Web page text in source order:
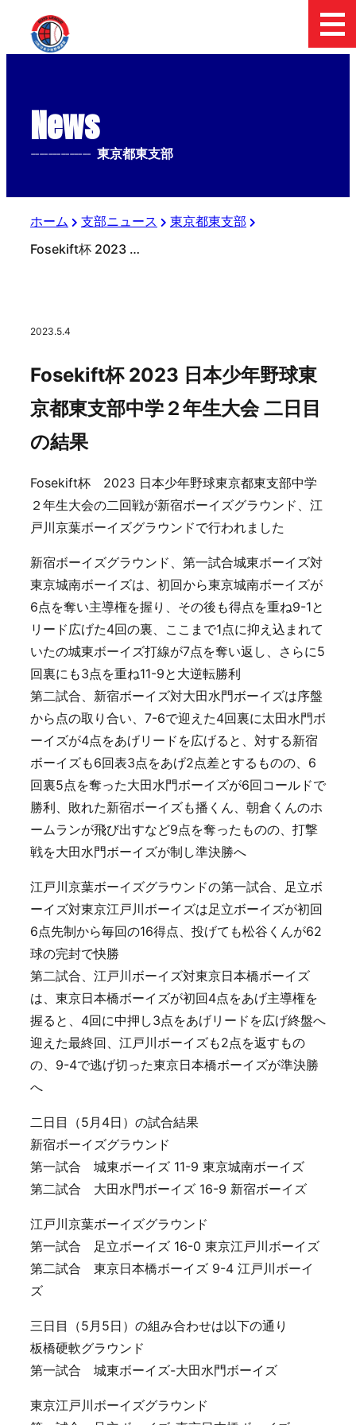
News
-------------- 東京都東支部
ホーム 支部ニュース
東京都東支部
Fosekift杯 2023 日本少年野球東京都東支部中学２年生大会 二日目の結果
2023.5.4
Fosekift杯 2023 日本少年野球東
京都東支部中学２年生大会 二日目
の結果
Fosekift杯 2023 日本少年野球東京都東支部中学
２年生大会の二回戦が新宿ボーイズグラウンド、江
戸川京葉ボーイズグラウンドで行われました
新宿ボーイズグラウンド、第一試合城東ボーイズ対
東京城南ボーイズは、初回から東京城南ボーイズが
6点を奪い主導権を握り、その後も得点を重ね9-1と
リード広げた4回の裏、ここまで1点に抑え込まれて
いたの城東ボーイズ打線が7点を奪い返し、さらに5
回裏にも3点を重ね11-9と大逆転勝利
第二試合、新宿ボーイズ対大田水門ボーイズは序盤
から点の取り合い、7-6で迎えた4回裏に太田水門ボ
ーイズが4点をあげリードを広げると、対する新宿
ボーイズも6回表3点をあげ2点差とするものの、6
回裏5点を奪った大田水門ボーイズが6回コールドで
勝利、敗れた新宿ボーイズも播くん、朝倉くんのホ
ームランが飛び出すなど9点を奪ったものの、打撃
戦を大田水門ボーイズが制し準決勝へ
江戸川京葉ボーイズグラウンドの第一試合、足立ボ
ーイズ対東京江戸川ボーイズは足立ボーイズが初回
6点先制から毎回の16得点、投げても松谷くんが62
球の完封で快勝
第二試合、江戸川ボーイズ対東京日本橋ボーイズ
は、東京日本橋ボーイズが初回4点をあげ主導権を
握ると、4回に中押し3点をあげリードを広げ終盤へ
迎えた最終回、江戸川ボーイズも2点を返すもの
の、9-4で逃げ切った東京日本橋ボーイズが準決勝
へ
二日目（5月4日）の試合結果
新宿ボーイズグラウンド
第一試合 城東ボーイズ 11-9 東京城南ボーイズ
第二試合 大田水門ボーイズ 16-9 新宿ボーイズ
江戸川京葉ボーイズグラウンド
第一試合 足立ボーイズ 16-0 東京江戸川ボーイズ
第二試合 東京日本橋ボーイズ 9-4 江戸川ボーイ
ズ
三日目（5月5日）の組み合わせは以下の通り
板橋硬軟グラウンド
第一試合 城東ボーイズ-大田水門ボーイズ
東京江戸川ボーイズグラウンド